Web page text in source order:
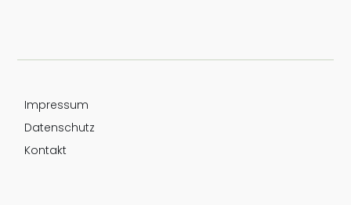
Impressum
Datenschutz
Kontakt